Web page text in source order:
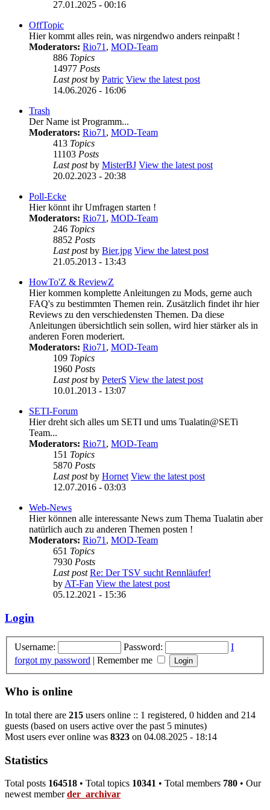
27.01.2025 - 00:16
OffTopic
Hier kommt alles rein, was nirgendwo anders reinpaßt !
Moderators: Rio71, MOD-Team
886 Topics
14977 Posts
Last postby Patric View the latest post
14.06.2026 - 16:06
Trash
Der Name ist Programm...
Moderators: Rio71, MOD-Team
413 Topics
11103 Posts
Last postby MisterBJ View the latest post
20.02.2023 - 20:38
Poll-Ecke
Hier könnt ihr Umfragen starten !
Moderators: Rio71, MOD-Team
246 Topics
8852 Posts
Last postby Bier.jpg View the latest post
21.05.2013 - 13:43
HowTo'Z & ReviewZ
Hier kommen komplette Anleitungen zu Mods, gerne auch
FAQ's zu bestimmten Themen rein. Zusätzlich findet ihr hier
Reviews zu den verschiedensten Themen. Da diese
Anleitungen übersichtlich sein sollen, wird hier stärker als in
anderen Foren moderiert.
Moderators: Rio71, MOD-Team
109 Topics
1960 Posts
Last postby PeterS View the latest post
10.01.2013 - 13:07
SETI-Forum
Hier dreht sich alles um SETI und ums Tualatin@SETi
Team...
Moderators: Rio71, MOD-Team
151 Topics
5870 Posts
Last postby Hornet View the latest post
12.07.2016 - 03:03
Web-News
Hier können alle interessante News zum Thema Tualatin aber
natürlich auch zu anderen Themen posten !
Moderators: Rio71, MOD-Team
651 Topics
7930 Posts
Last post Re: Der TSV sucht Rennläufer!
byAT-Fan View the latest post
05.12.2021 - 15:36
Login
Username: Password:
I
forgot my password | Remember me
Who is online
In total there are 215 users online :: 1 registered, 0 hidden and 214
guests (based on users active over the past 5 minutes)
Most users ever online was 8323 on 04.08.2025 - 18:14
Statistics
Total posts 164518 • Total topics 10341 • Total members 780 • Our
newest memberder_archivar